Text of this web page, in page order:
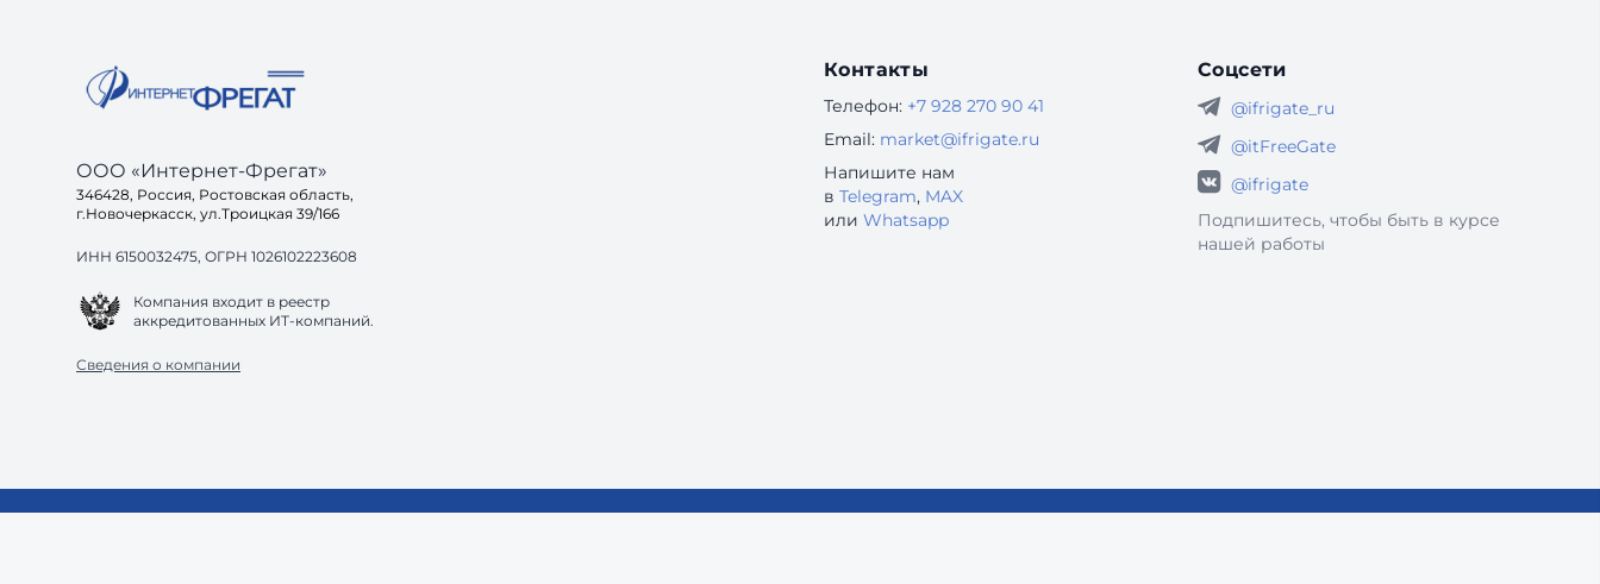
ООО «Интернет-Фрегат»
346428, Россия, Ростовская область,
г.Новочеркасск, ул.Троицкая 39/166
ИНН 6150032475, ОГРН 1026102223608
Компания входит в реестр
аккредитованных ИТ-компаний.
Сведения о компании
Контакты
Телефон: +7 928 270 90 41
Email: market@ifrigate.ru
Напишите нам
в Telegram, MAX
или Whatsapp
Соцсети
@ifrigate_ru
@itFreeGate
@ifrigate
Подпишитесь, чтобы быть в курсе
нашей работы